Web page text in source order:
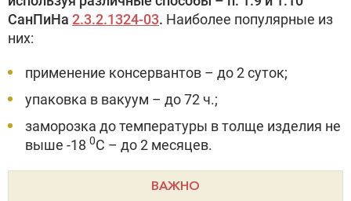
СанПиНа 2.3.2.1324-03. Наиболее популярные из
них:
применение консервантов – до 2 суток;
упаковка в вакуум – до 72 ч.;
заморозка до температуры в толще изделия не
выше -18 0С – до 2 месяцев.
ВАЖНО